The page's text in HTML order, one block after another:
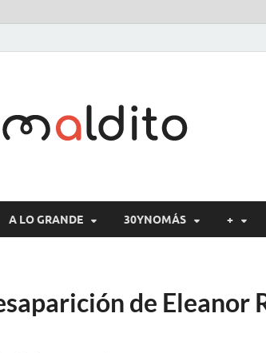
A LO GRANDE 30YNOMÁS +
de Eleanor